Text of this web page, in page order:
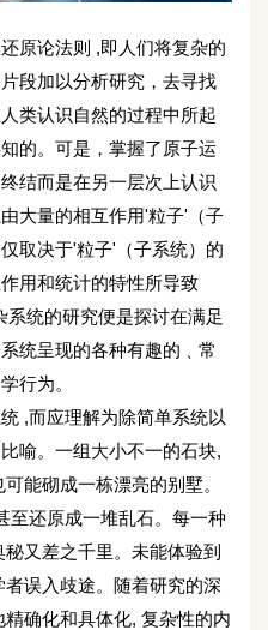
原论法则 ,即人们将复杂的
段加以分析研究，去寻找
类认识自然的过程中所起
的。可是，掌握了原子运
结而是在另一层次上认识
大量的相互作用'粒子'（子
取决于'粒子'（子系统）的
用和统计的特性所导致
统的研究便是探讨在满足
统呈现的各种有趣的﹑常
行为。
,而应理解为除简单系统以
喻。一组大小不一的石块,
能砌成一栋漂亮的别墅。
至还原成一堆乱石。每一种
又差之千里。未能体验到
误入歧途。随着研究的深
确化和具体化, 复杂性的内